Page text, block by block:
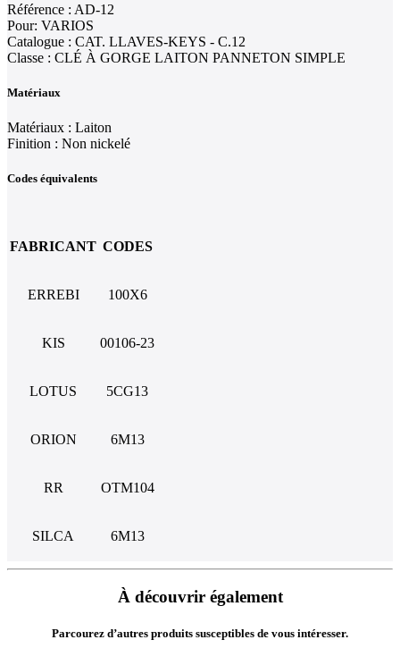
Référence : AD-12
Pour: VARIOS
Catalogue : CAT. LLAVES-KEYS - C.12
Classe : CLÉ À GORGE LAITON PANNETON SIMPLE
Matériaux
Matériaux : Laiton
Finition : Non nickelé
Codes équivalents
FABRICANT CODES
ERREBI 100X6
KIS 00106-23
LOTUS 5CG13
ORION 6M13
RR OTM104
SILCA 6M13
À découvrir également
Parcourez d’autres produits susceptibles de vous intéresser.